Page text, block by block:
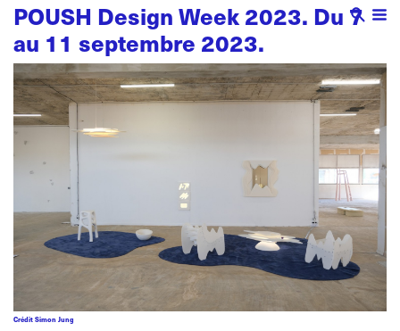
POUSH Design Week 2023. Du 7
au 11 septembre 2023.
Crédit Simon Jung